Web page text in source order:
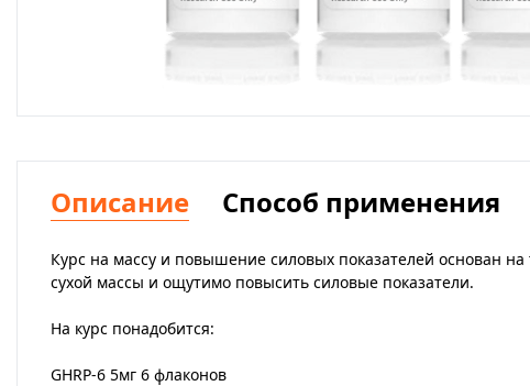
Описание Способ применения
Курс на массу и повышение силовых показателей основан
сухой массы и ощутимо повысить силовые показатели.
На курс понадобится:
GHRP-6 5мг 6 флаконов